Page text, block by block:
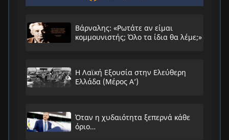
Βάρναλης: «Ρωτάτε αν είμαι
κομμουνιστής; Όλο τα ίδια θα λέμε;»
Η Λαϊκή Εξουσία στην Ελεύθερη
Ελλάδα (Μέρος Α’)
Όταν η χυδαιότητα ξεπερνά κάθε
όριο…